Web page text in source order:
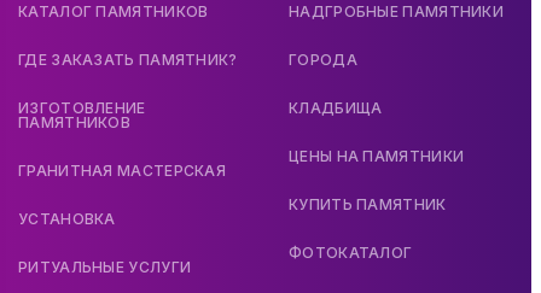
КАТАЛОГ ПАМЯТНИКОВ
ГДЕ ЗАКАЗАТЬ ПАМЯТНИК?
ИЗГОТОВЛЕНИЕ
ПАМЯТНИКОВ
ГРАНИТНАЯ МАСТЕРСКАЯ
УСТАНОВКА
РИТУАЛЬНЫЕ УСЛУГИ
НАДГРОБНЫЕ ПАМЯТНИКИ
ГОРОДА
КЛАДБИЩА
ЦЕНЫ НА ПАМЯТНИКИ
КУПИТЬ ПАМЯТНИК
ФОТОКАТАЛОГ